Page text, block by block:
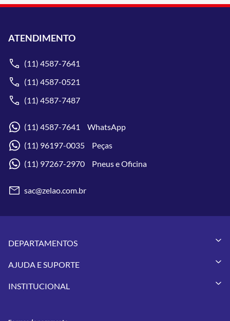
ATENDIMENTO
(11) 4587-7641
(11) 4587-0521
(11) 4587-7487
(11) 4587-7641 WhatsApp
(11) 96197-0035 Peças
(11) 97267-2970 Pneus e Oficina
sac@zelao.com.br
DEPARTAMENTOS
Vestuários
Pneus
AJUDA E SUPORTE
Meus Pedidos
INSTITUCIONAL